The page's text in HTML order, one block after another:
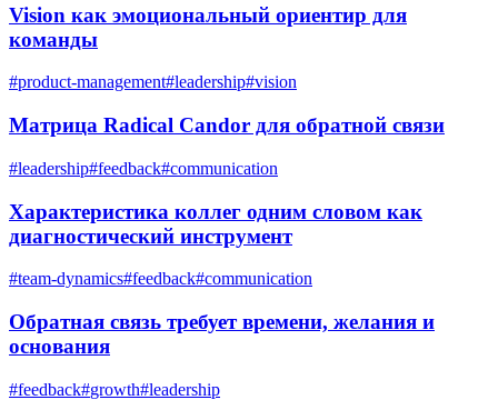
Vision как эмоциональный ориентир для
команды
#product-management#leadership#vision
Матрица Radical Candor для обратной связи
#leadership#feedback#communication
Характеристика коллег одним словом как
диагностический инструмент
#team-dynamics#feedback#communication
Обратная связь требует времени, желания и
основания
#feedback#growth#leadership